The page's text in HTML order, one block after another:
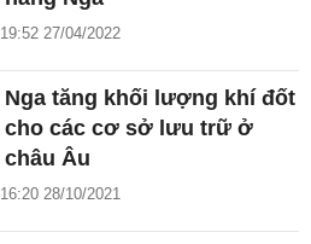
19:52 27/04/2022
Nga tăng khối lượng khí đốt
cho các cơ sở lưu trữ ở
châu Âu
16:20 28/10/2021